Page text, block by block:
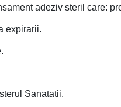
adeziv steril care:
expirarii.
Sanatatii.